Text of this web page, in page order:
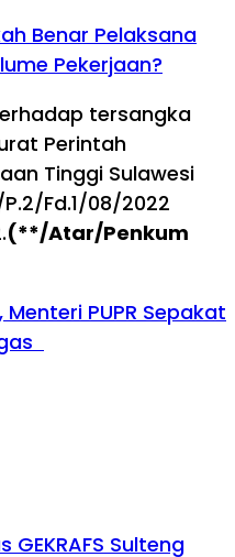
Benar Pelaksana
Pekerjaan?
tersangka
Perintah
Tinggi Sulawesi
Fd.1/08/2022
(**/Atar/Penkum
PUPR Sepakat
GEKRAFS Sulteng